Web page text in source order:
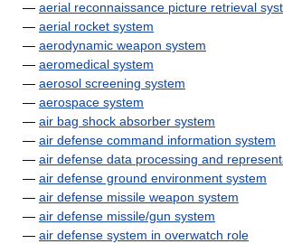
— aerial reconnaissance picture retrieval
— aerial rocket system
— aerodynamic weapon system
— aeromedical system
— aerosol screening system
— aerospace system
— air bag shock absorber system
— air defense command information system
— air defense data processing and
— air defense ground environment system
— air defense missile weapon system
— air defense missile/gun system
— air defense system in overwatch role